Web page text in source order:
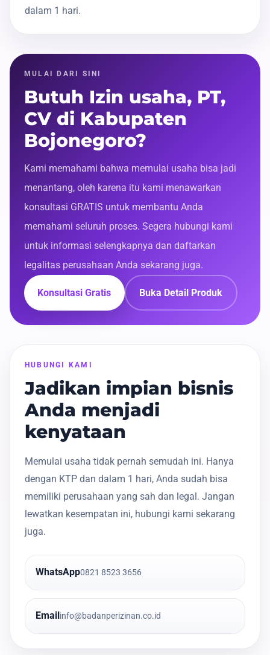
dalam 1 hari.
MULAI DARI SINI
Butuh Izin usaha, PT,
CV di Kabupaten
Bojonegoro?
Kami memahami bahwa memulai usaha bisa jadi
menantang, oleh karena itu kami menawarkan
konsultasi GRATIS untuk membantu Anda
memahami seluruh proses. Segera hubungi kami
untuk informasi selengkapnya dan daftarkan
legalitas perusahaan Anda sekarang juga.
Konsultasi Gratis Buka Detail Produk
HUBUNGI KAMI
Jadikan impian bisnis
Anda menjadi
kenyataan
Memulai usaha tidak pernah semudah ini. Hanya
dengan KTP dan dalam 1 hari, Anda sudah bisa
memiliki perusahaan yang sah dan legal. Jangan
lewatkan kesempatan ini, hubungi kami sekarang
juga.
WhatsApp0821 8523 3656
Email info@badanperizinan.co.id